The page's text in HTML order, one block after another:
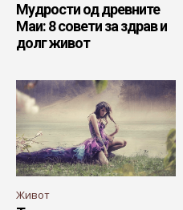
Мудрости од древните
Маи: 8 совети за здрав и
долг живот
Живот